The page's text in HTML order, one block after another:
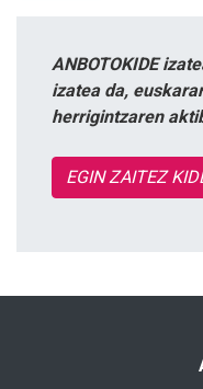
ANBOTOKIDE
izatea da,
herrigintzaren
EGIN ZAITEZ